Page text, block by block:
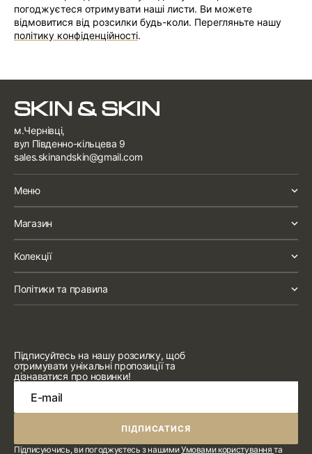
погоджуєтеся отримувати наші листи. Ви можете
відмовитися від розсилки будь-коли. Перегляньте нашу
політику конфіденційності.
м.Чернівці,
вул Південно-кільцева 9
sales.skinandskin@gmail.com
Меню
Магазин
Колекції
Політики та правила
Підписуйтесь на нашу розсилку, щоб
отримувати унікальні пропозиції та
дізнаватися про новинки!
E-mail
ПІДПИСАТИСЯ
ПІДПИСАТИСЯ
Підписуючись, ви погоджуєтесь з нашимиУмовами користуваннята